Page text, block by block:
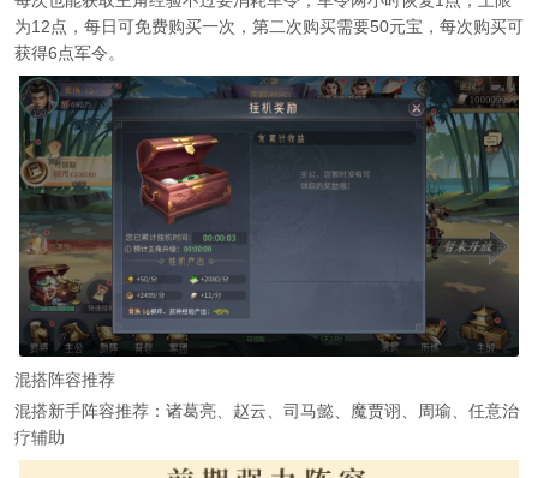
为12点，每日可免费购买一次，第二次购买需要50元宝，每次购买可
获得6点军令。
混搭阵容推荐
混搭新手阵容推荐：诸葛亮、赵云、司马懿、魔贾诩、周瑜、任意治
疗辅助